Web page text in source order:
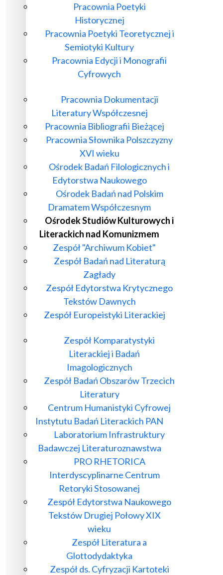
Pracownia Poetyki
Historycznej
Pracownia Poetyki Teoretycznej i
Semiotyki Kultury
Pracownia Edycji i Monografii
Cyfrowych
Pracownia Dokumentacji
Literatury Współczesnej
Pracownia Bibliografii Bieżącej
Pracownia Słownika Polszczyzny
XVI wieku
Ośrodek Badań Filologicznych i
Edytorstwa Naukowego
Ośrodek Badań nad Polskim
Dramatem Współczesnym
Ośrodek Studiów Kulturowych i
Literackich nad Komunizmem
Zespół "Archiwum Kobiet"
Zespół Badań nad Literaturą
Zagłady
Zespół Edytorstwa Krytycznego
Tekstów Dawnych
Zespół Europeistyki Literackiej
Zespół Komparatystyki
Literackiej i Badań
Imagologicznych
Zespół Badań Obszarów Trzecich
Literatury
Centrum Humanistyki Cyfrowej
Instytutu Badań Literackich PAN
Laboratorium Infrastruktury
Badawczej Literaturoznawstwa
PRO RHETORICA
Interdyscyplinarne Centrum
Retoryki Stosowanej
Zespół Edytorstwa Naukowego
Tekstów Drugiej Połowy XIX
wieku
Zespół Literatura a
Glottodydaktyka
Zespół ds. Cyfryzacji Kartoteki